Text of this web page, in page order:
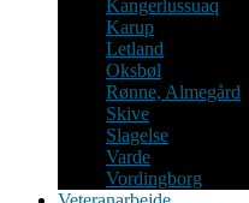
Kangerlussuaq
Karup
Letland
Oksbøl
Rønne, Almegård
Skive
Slagelse
Varde
Vordingborg